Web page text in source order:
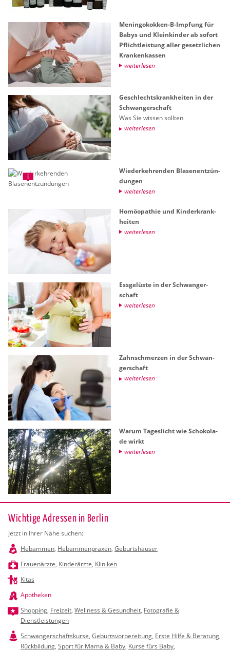
Me­nin­go­kok­ken-B-Imp­fung für
Babys und Klein­kin­der ab so­fort
Pflicht­leis­tung aller ge­setz­li­chen
Kran­ken­kas­sen
wei­ter­le­sen
Ge­schlechts­krank­hei­ten in der
Schwan­ger­schaft
Was Sie wis­sen soll­ten
wei­ter­le­sen
Wie­der­keh­ren­den Bla­sen­ent­zün­
dun­gen
wei­ter­le­sen
Ho­möo­pa­thie und Kin­der­krank­
hei­ten
wei­ter­le­sen
Ess­ge­lüs­te in der Schwan­ger­
schaft
wei­ter­le­sen
Zahn­schmer­zen in der Schwan­
ger­schaft
wei­ter­le­sen
Warum Ta­ges­licht wie Scho­ko­la­
de wirkt
wei­ter­le­sen
Wichtige Adressen in Berlin
Jetzt in Ihrer Nähe suchen:
Hebammen, Hebammenpraxen, Geburtshäuser
Frauenärzte, Kinderärzte, Kliniken
Kitas
Apotheken
Shopping, Freizeit, Wellness & Gesundheit, Fotografie &
Dienstleistungen
Schwangerschaftskurse, Geburtsvorbereitung, Erste Hilfe & Beratung,
Rückbildung, Sport für Mama & Baby, Kurse fürs Baby,